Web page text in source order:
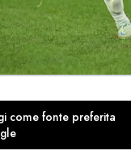
come fonte preferita